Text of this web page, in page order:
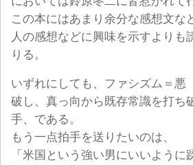
この本にはあまり余分な感想文な
人の感想などに興味を示すよりも
りる。
いずれにしても、ファシズム＝
破し、真っ向から既存常識を打ち
手、である。
もう一点拍手を送りたいのは、
「米国という強い男にいいように